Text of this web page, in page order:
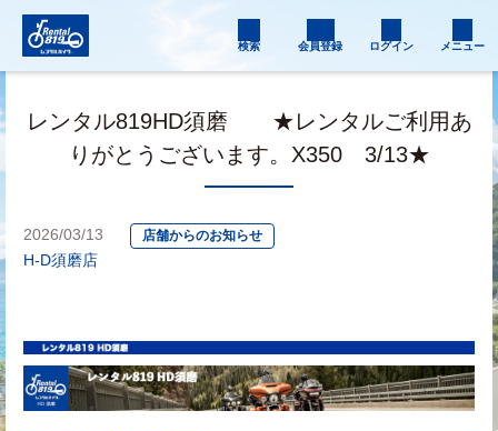
検索 会員登録 ログイン メニュー
レンタル819HD須磨 ★レンタルご利用あ
りがとうございます。X350 3/13★
2026/03/13 店舗からのお知らせ
H-D須磨店